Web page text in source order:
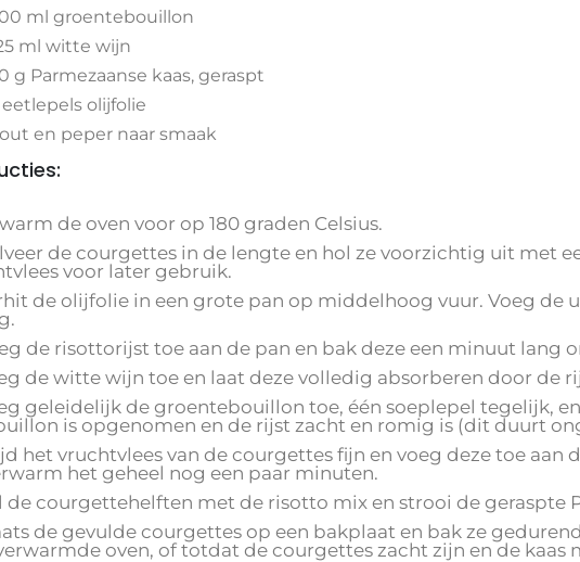
ml groentebouillon
ml witte wijn
g Parmezaanse kaas, geraspt
eetlepels olijfolie
en peper naar smaak
de oven voor op 180 graden Celsius.
de courgettes in de lengte en hol ze voorzichtig uit met
voor later gebruik.
de olijfolie in een grote pan op middelhoog vuur. Voeg de
de risottorijst toe aan de pan en bak deze een minuut lang
de witte wijn toe en laat deze volledig absorberen door de
geleidelijk de groentebouillon toe, één soeplepel tegelijk,
is opgenomen en de rijst zacht en romig is (dit duurt
het vruchtvlees van de courgettes fijn en voeg deze toe aan
het geheel nog een paar minuten.
de courgettehelften met de risotto mix en strooi de geraspte
de gevulde courgettes op een bakplaat en bak ze
oven, of totdat de courgettes zacht zijn en de kaas